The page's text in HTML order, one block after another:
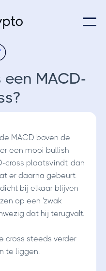
een MACD-
MACD boven de
een mooi bullish
cross plaatsvindt, dan
er daarna gebeurt.
bij elkaar blijven
op een 'zwak
dat hij terugvalt.
cross steeds verder
te liggen.